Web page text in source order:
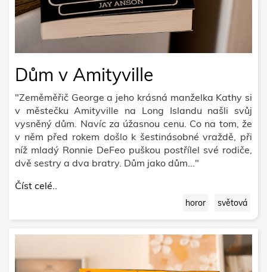
Dům v Amityville
"Zeměměřič George a jeho krásná manželka Kathy si
v městečku Amityville na Long Islandu našli svůj
vysněný dům. Navíc za úžasnou cenu. Co na tom, že
v něm před rokem došlo k šestinásobné vraždě, při
níž mladý Ronnie DeFeo puškou postřílel své rodiče,
dvě sestry a dva bratry. Dům jako dům..."
Číst celé..
horor světová